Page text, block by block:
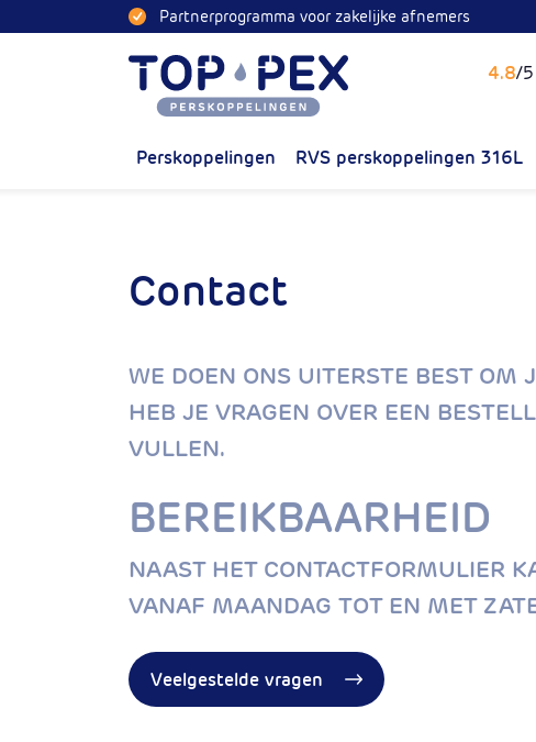
Partnerprogramma voor zakelijke afnemers
Toppex 4.8/
Perskoppelingen RVS perskoppelingen 316L
Contact
WE DOEN ONS UITERSTE BEST OM
HEB JE VRAGEN OVER EEN
VULLEN.
BEREIKBAARHEID
NAAST HET CONTACTFORMULIER
VANAF MAANDAG TOT EN MET
Veelgestelde vragen